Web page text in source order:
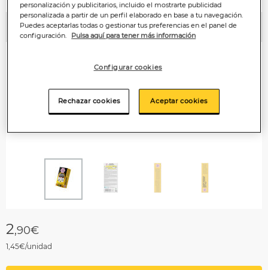
Anterior
2,90€
1,45€/unidad
personalización y publicitarios, incluido el mostrarte publicidad
personalizada a partir de un perfil elaborado en base a tu navegación.
Puedes aceptarlas todas o gestionar tus preferencias en el panel de
configuración.
Pulsa aquí para tener más información
Configurar cookies
Rechazar cookies Aceptar cookies